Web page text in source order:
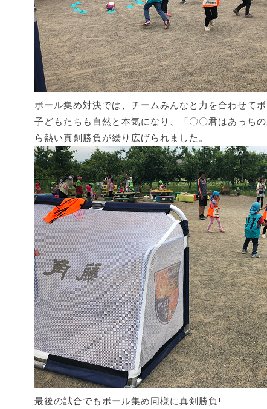
ボール集め対決では、チームみんなと力を合わせて
子どもたちも自然と本気になり、「〇〇君はあっち
ら熱い真剣勝負が繰り広げられました。
最後の試合でもボール集め同様に真剣勝負!